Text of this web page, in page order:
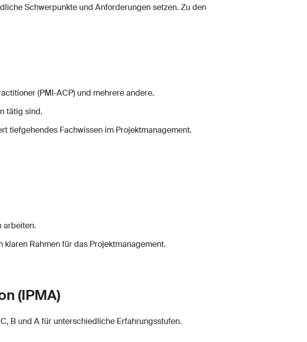
Schwerpunkte und Anforderungen setzen. Zu den
(PMI-ACP) und mehrere andere.
tätig sind.
tiefgehendes Fachwissen im Projektmanagement.
arbeiten.
Rahmen für das Projektmanagement.
(IPMA)
B und A für unterschiedliche Erfahrungsstufen.